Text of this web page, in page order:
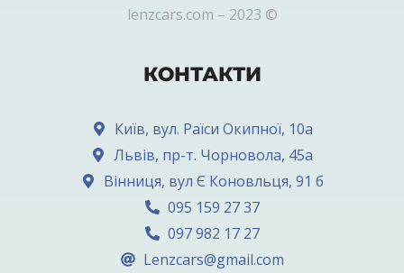
lenzcars.com – 2023 ©
КОНТАКТИ
Київ, вул. Раїси Окипної, 10а
Львів, пр-т. Чорновола, 45а
Вінниця, вул Є Коновльця, 91 б
095 159 27 37
097 982 17 27
Lenzcars@gmail.com